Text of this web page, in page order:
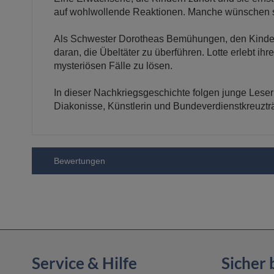
auf wohlwollende Reaktionen. Manche
Als Schwester Dorotheas Bemühungen, den
daran, die Übeltäter zu überführen. Lotte erlebt
mysteriösen Fälle zu lösen.
In dieser Nachkriegsgeschichte folgen junge
Diakonisse, Künstlerin und
Bewertungen
Service & Hilfe Sicher